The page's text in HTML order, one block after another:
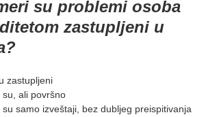
su problemi osoba
zastupljeni u
zastupljeni
ali površno
samo izveštaji, bez dubljeg preispitivanja